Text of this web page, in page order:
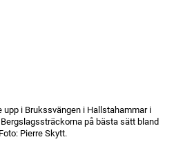
upp i Brukssvängen i Hallstahammar i
på bästa sätt bland
Pierre Skytt.